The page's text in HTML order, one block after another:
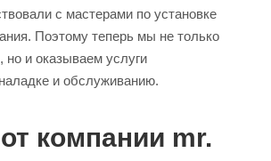
с мастерами по установке
Поэтому теперь мы не только
но и оказываем услуги
и обслуживанию.
компании mr.